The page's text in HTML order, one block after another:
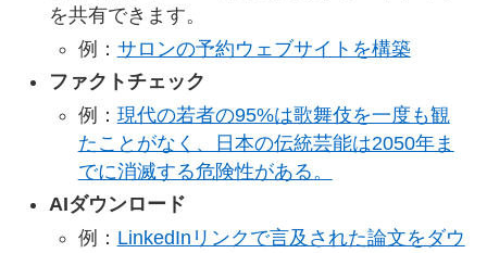
を共有できます。
例： サロンの予約ウェブサイトを構築
ファクトチェック
例： 現代の若者の95%は歌舞伎を一度も観
たことがなく、日本の伝統芸能は2050年ま
でに消滅する危険性がある。
AIダウンロード
例： LinkedInリンクで言及された論文をダウ